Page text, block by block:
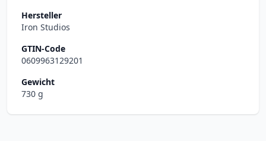
Hersteller
Iron Studios
GTIN-Code
0609963129201
Gewicht
730 g